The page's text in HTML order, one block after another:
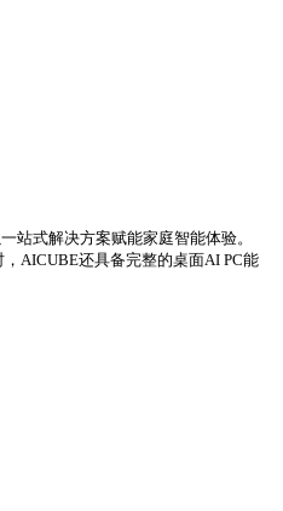
站式解决方案赋能家庭智能体验。
AICUBE还具备完整的桌面AI PC能